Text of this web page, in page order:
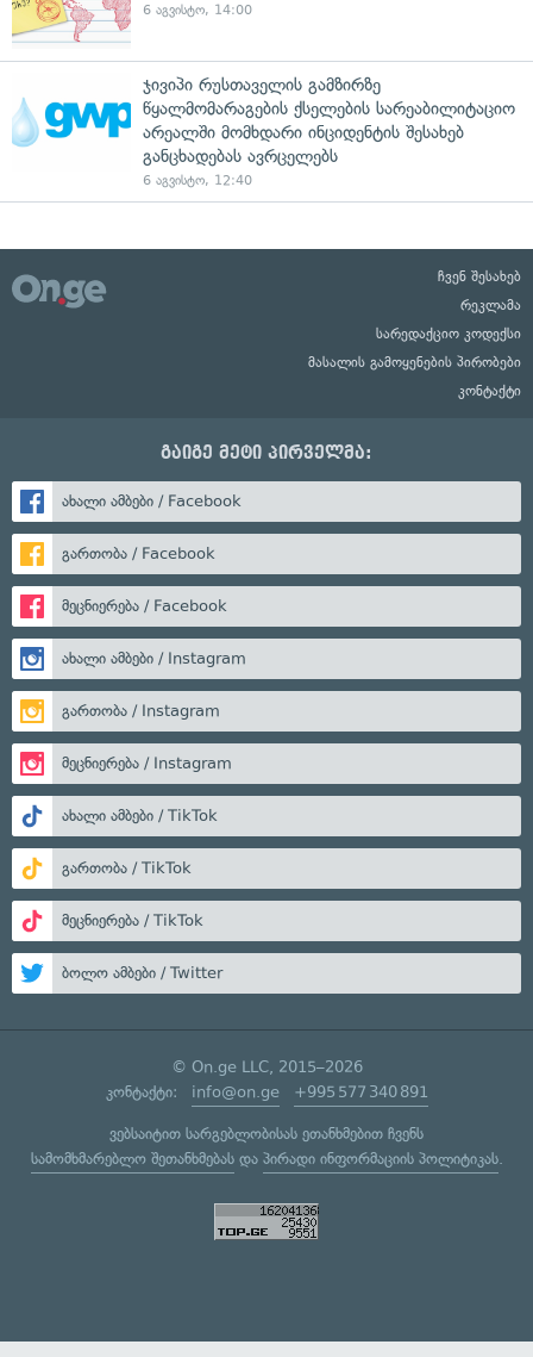
6 აგვისტო, 14:00
ჯივიპი რუსთაველის გამზირზე
წყალმომარაგების ქსელების სარეაბილიტაციო
არეალში მომხდარი ინციდენტის შესახებ
განცხადებას ავრცელებს
6 აგვისტო, 12:40
ჩვენ შესახებ
რეკლამა
სარედაქციო კოდექსი
მასალის გამოყენების პირობები
კონტაქტი
გაიგე მეტი პირველმა:
ახალი ამბები / Facebook
გართობა / Facebook
მეცნიერება / Facebook
ახალი ამბები / Instagram
გართობა / Instagram
მეცნიერება / Instagram
ახალი ამბები / TikTok
გართობა / TikTok
მეცნიერება / TikTok
ბოლო ამბები / Twitter
© On.ge LLC, 2015–2026
კონტაქტი: info@on.ge +995 577 340 891
ვებსაიტით სარგებლობისას ეთანხმებით ჩვენს
სამომხმარებლო შეთანხმებასდა პირადი ინფორმაციის პოლიტიკას.